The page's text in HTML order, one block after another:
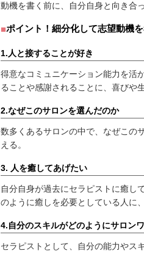
動機を書く前に、自分自身と向き合
ポイント！細分化して志望動機
1.人と接することが好き
得意なコミュニケーション能力を活
ることや感謝されることに、喜びや
2.なぜこのサロンを選んだのか
数多くあるサロンの中で、なぜこの
える。
3. 人を癒してあげたい
自分自身が過去にセラピストに癒し
のように癒しを必要としている人に
4.自分のスキルがどのようにサロン
セラピストとして、自分の能力やス